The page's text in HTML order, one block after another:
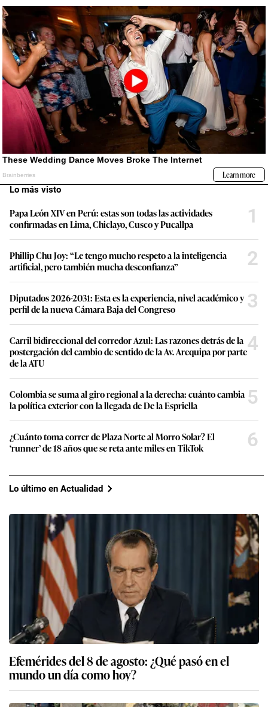
Lo más visto
Papa León XIV en Perú: estas son todas las actividades
confirmadas en Lima, Chiclayo, Cusco y Pucallpa
1
Phillip Chu Joy: “Le tengo mucho respeto a la inteligencia
artificial, pero también mucha desconfianza”
2
Diputados 2026-2031: Esta es la experiencia, nivel académico y
perfil de la nueva Cámara Baja del Congreso
3
Carril bidireccional del corredor Azul: Las razones detrás de la
postergación del cambio de sentido de la Av. Arequipa por parte
de la ATU
4
Colombia se suma al giro regional a la derecha: cuánto cambia
la política exterior con la llegada de De la Espriella
5
¿Cuánto toma correr de Plaza Norte al Morro Solar? El
‘runner’ de 18 años que se reta ante miles en TikTok
6
Lo último en Actualidad
Efemérides del 8 de agosto: ¿Qué pasó en el
mundo un día como hoy?